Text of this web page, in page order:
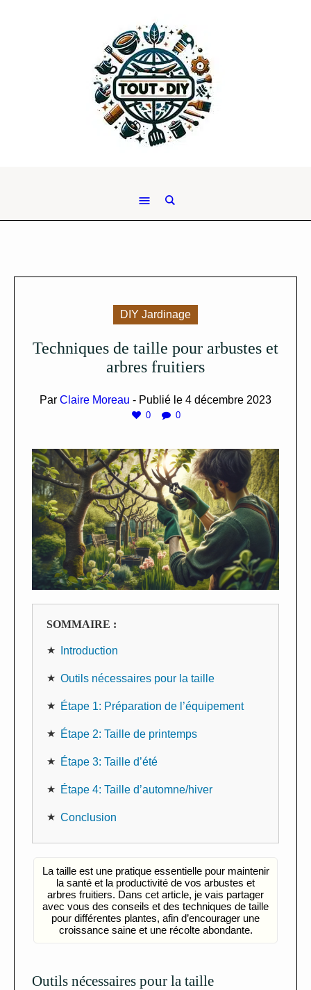
DIY Jardinage
Techniques de taille pour arbustes et
arbres fruitiers
Par Claire Moreau - Publié le 4 décembre 2023
0 0
SOMMAIRE :
Introduction
Outils nécessaires pour la taille
Étape 1: Préparation de l’équipement
Étape 2: Taille de printemps
Étape 3: Taille d’été
Étape 4: Taille d’automne/hiver
Conclusion
La taille est une pratique essentielle pour maintenir
la santé et la productivité de vos arbustes et
arbres fruitiers. Dans cet article, je vais partager
avec vous des conseils et des techniques de taille
pour différentes plantes, afin d’encourager une
croissance saine et une récolte abondante.
Outils nécessaires pour la taille